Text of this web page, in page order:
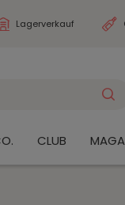
Lagerverkauf
CLUB